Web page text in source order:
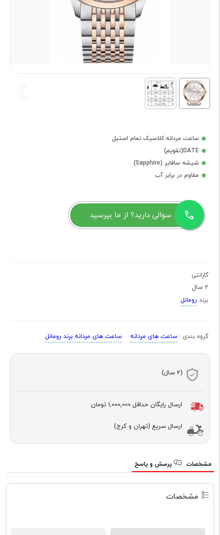
ساعت مردانه کلاسیک تمام استیل
DATE(تقویم)
شیشه سافایر (Sapphire)
مقاوم در برابر آب
سوالی دارید؟ از ما بپرسید
گارانتی
2 سال
برند رومانل
گروه بندی : ساعت های مردانه ساعت های مردانه برند رومانل
(2 سال)
ارسال رایگان حداقل 1,000,000 تومان
ارسال سریع (تهران و کرج)
مشخصات پرسش و پاسخ
مشخصات